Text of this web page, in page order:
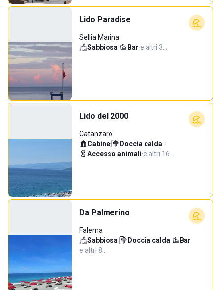
Lido Paradise
Sellia Marina
Sabbiosa· Bar·e altri 3…
Lido del 2000
Catanzaro
Cabine· Doccia calda·
Accesso animali·e altri 16…
Da Palmerino
Falerna
Sabbiosa· Doccia calda· Bar·
e altri 8…